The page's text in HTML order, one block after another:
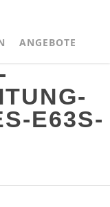
ANGEBOTE
E63S-